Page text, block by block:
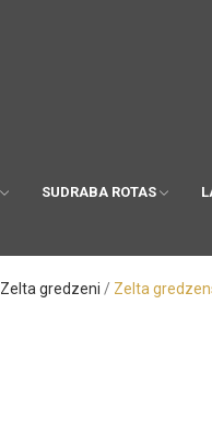
SUDRABA ROTAS
Zelta gredzeni Zelta